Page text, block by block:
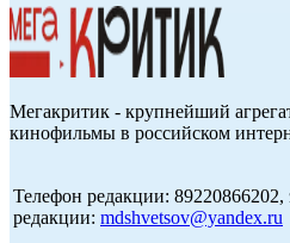
Мегакритик - крупнейший
кинофильмы в российском
Телефон редакции: 89220866202,
редакции: mdshvetsov@yandex.ru